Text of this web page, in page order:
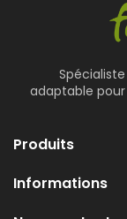
adaptable
Produits
Informations